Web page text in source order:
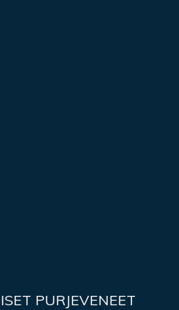
PURJEVENEET